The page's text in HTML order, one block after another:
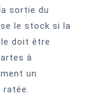
sortie du
le stock si la
doit être
à
un
ratée.